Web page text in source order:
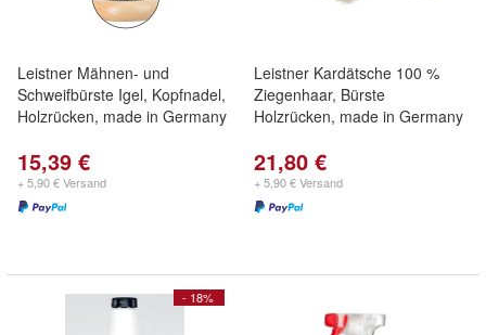
Leistner Mähnen- und
Schweifbürste Igel, Kopfnadel,
Holzrücken, made in Germany
15,39 €
+ 5,90 € Versand
Leistner Kardätsche 100 %
Ziegenhaar, Bürste
Holzrücken, made in Germany
21,80 €
+ 5,90 € Versand
- 18%